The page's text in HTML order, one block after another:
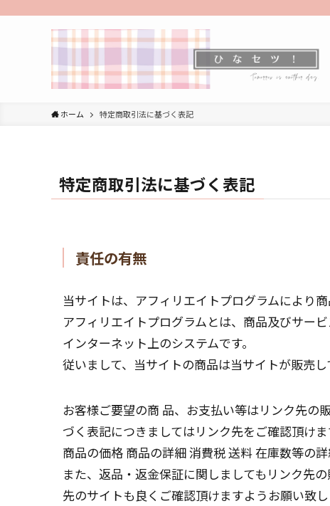
ホーム 特定商取引法に基づく表記
特定商取引法に基づく表記
責任の有無
当サイトは、アフィリエイトプログラムにより商
アフィリエイトプログラムとは、商品及びサー
インターネット上のシステムです。
従いまして、当サイトの商品は当サイトが販売し
お客様ご要望の商 品、お支払い等はリンク先の
づく表記につきましてはリンク先をご確認頂けま
商品の価格 商品の詳細 消費税 送料 在庫数等の
また、返品・返金保証に関しましてもリンク先
先のサイトも良くご確認頂けますようお願い致し